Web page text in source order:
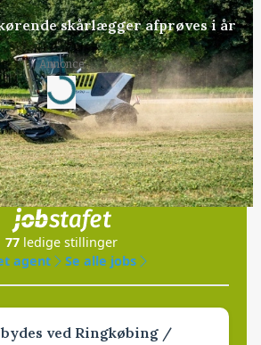
skårlægger afprøves i år
Annonce
Loading...
Jobs
i samarbejde med
77 ledige stillinger
agent
Se alle jobs
ved Ringkøbing /